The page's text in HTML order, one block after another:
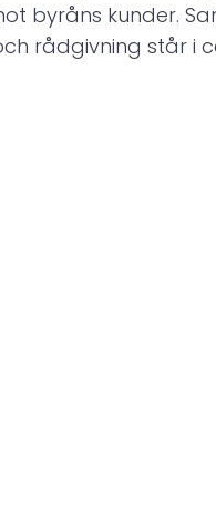
byråns kunder.
rådgivning står i